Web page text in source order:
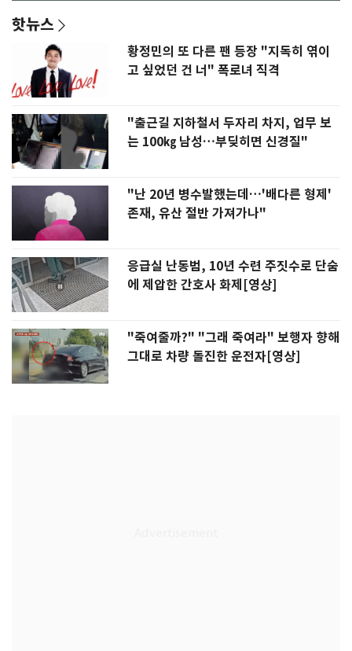
핫뉴스
황정민의 또 다른 팬 등장 "지독히 엮이
고 싶었던 건 너" 폭로녀 직격
"출근길 지하철서 두자리 차지, 업무 보
는 100㎏ 남성…부딪히면 신경질"
"난 20년 병수발했는데…'배다른 형제'
존재, 유산 절반 가져가나"
응급실 난동범, 10년 수련 주짓수로 단숨
에 제압한 간호사 화제[영상]
"죽여줄까?" "그래 죽여라" 보행자 향해
그대로 차량 돌진한 운전자[영상]